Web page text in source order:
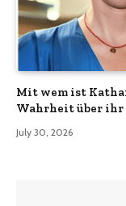
Mit wem ist
Wahrheit über ihr
July 30, 2026